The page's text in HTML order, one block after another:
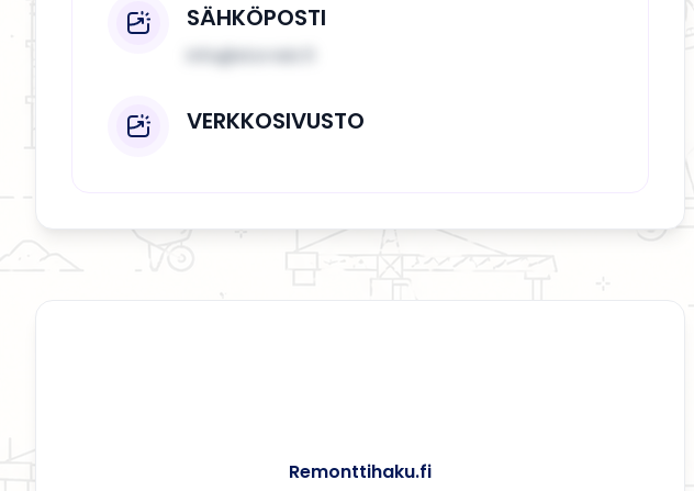
SÄHKÖPOSTI
info@storvist.fi
VERKKOSIVUSTO
Remonttihaku.fi